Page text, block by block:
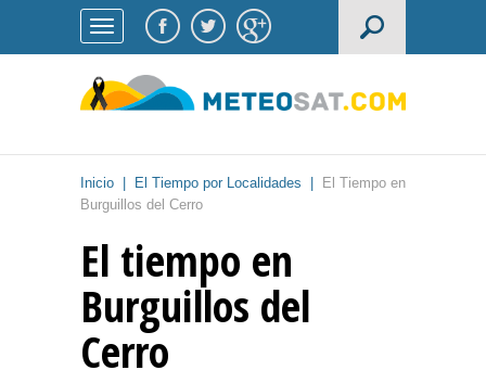
Inicio El Tiempo por Localidades
El Tiempo en
Burguillos del Cerro
El tiempo en
Burguillos del
Cerro